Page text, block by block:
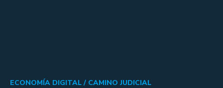
ECONOMÍA DIGITAL / CAMINO JUDICIAL